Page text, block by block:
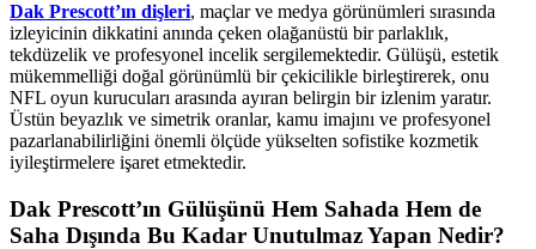
Dak Prescott’ın dişleri, maçlar ve medya görünümleri sırasında
izleyicinin dikkatini anında çeken olağanüstü bir parlaklık,
tekdüzelik ve profesyonel incelik sergilemektedir. Gülüşü, estetik
mükemmelliği doğal görünümlü bir çekicilikle birleştirerek, onu
NFL oyun kurucuları arasında ayıran belirgin bir izlenim yaratır.
Üstün beyazlık ve simetrik oranlar, kamu imajını ve profesyonel
pazarlanabilirliğini önemli ölçüde yükselten sofistike kozmetik
iyileştirmelere işaret etmektedir.
Dak Prescott’ın Gülüşünü Hem Sahada Hem de
Saha Dışında Bu Kadar Unutulmaz Yapan Nedir?